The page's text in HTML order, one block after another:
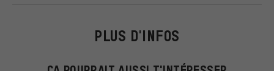
PLUS D'INFOS